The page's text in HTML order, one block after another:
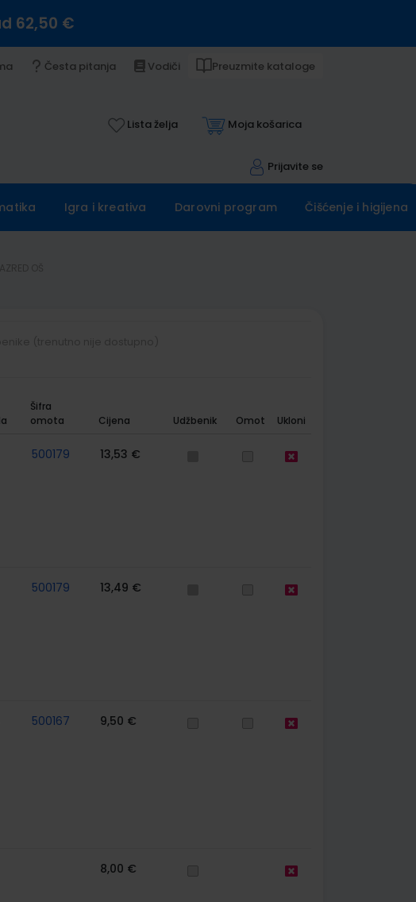
62,50 €
Česta pitanja Vodiči Preuzmite kataloge
Lista želja Moja košarica
Prijavite se
Igra i kreativa Darovni program Čišćenje i higijena
Šifra
omota
Cijena Udžbenik Omot Ukloni
500179 13,53 €
500179 13,49 €
500167 9,50 €
8,00 €